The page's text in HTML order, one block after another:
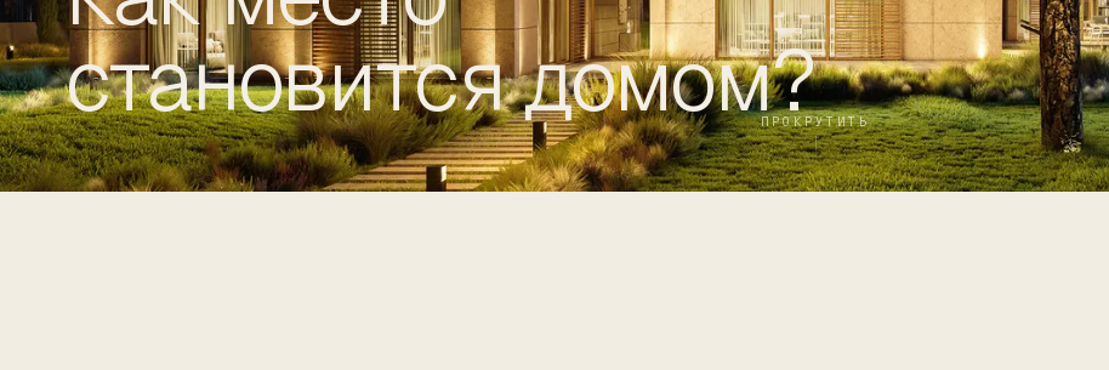
ES/EN/
ARCHTREE
STUDIO
БАРСЕЛОНА
становится домом?ПРОКРУТИТЬ